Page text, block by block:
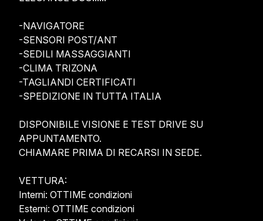
-NAVIGATORE
-SENSORI POST/ANT
-SEDILI MASSAGGIANTI
-CLIMA TRIZONA
﻿-TAGLIANDI CERTIFICATI
-SPEDIZIONE IN TUTTA ITALIA
DISPONIBILE VISIONE E TEST DRIVE SU
APPUNTAMENTO.
CHIAMARE PRIMA DI RECARSI IN SEDE.
VETTURA:
Interni: OTTIME condizioni
Esterni: OTTIME condizioni